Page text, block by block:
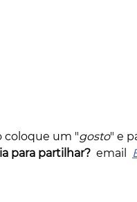
coloque um "gosto" e
para partilhar?
  email